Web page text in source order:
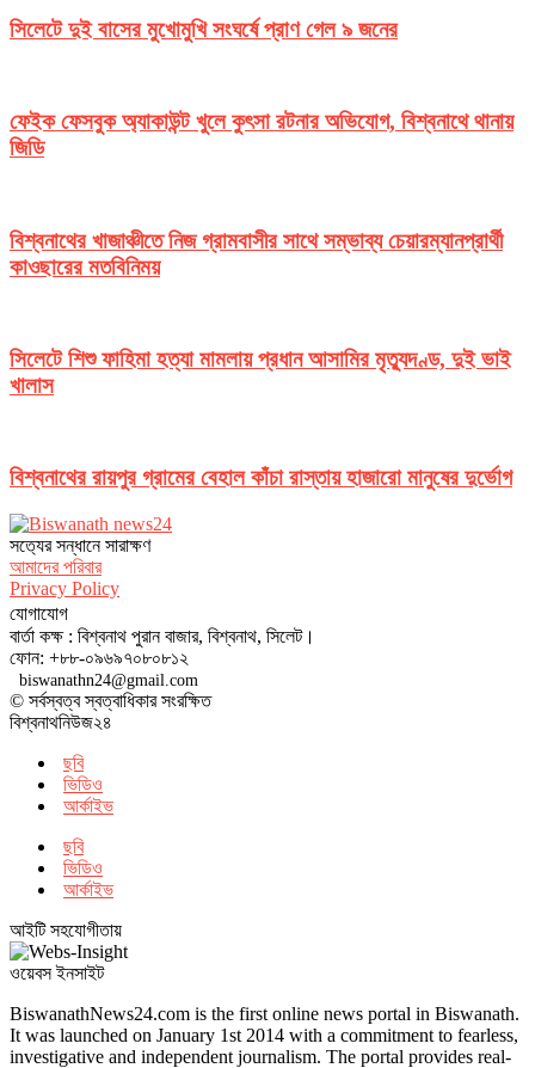
সিলেটে দুই বাসের মুখোমুখি সংঘর্ষে প্রাণ গেল ৯ জনের
ফেইক ফেসবুক অ্যাকাউন্ট খুলে কুৎসা রটনার অভিযোগ, বিশ্বনাথে থানায়
জিডি
বিশ্বনাথের খাজাঞ্চীতে নিজ গ্রামবাসীর সাথে সম্ভাব্য চেয়ারম্যানপ্রার্থী
কাওছারের মতবিনিময়
সিলেটে শিশু ফাহিমা হত্যা মামলায় প্রধান আসামির মৃত্যুদণ্ড, দুই ভাই
খালাস
বিশ্বনাথের রায়পুর গ্রামের বেহাল কাঁচা রাস্তায় হাজারো মানুষের দুর্ভোগ
সত‌্যের সন্ধানে সারাক্ষণ
আমাদের পরিবার
Privacy Policy
যোগাযোগ
বার্তা কক্ষ : বিশ্বনাথ পুরান বাজার, বিশ্বনাথ, সিলেট।
ফোন: +৮৮-০৯৬৯৭০৮০৮১২
biswanathn24@gmail.com
© সর্বস্বত্ব স্বত্বাধিকার সংরক্ষিত
বিশ্বনাথনিউজ২৪
ছবি
ভিডিও
আর্কাইভ
ছবি
ভিডিও
আর্কাইভ
আইটি সহযোগীতায়
ওয়েবস ইনসাইট
BiswanathNews24.com is the first online news portal in Biswanath.
It was launched on January 1st 2014 with a commitment to fearless,
investigative and independent journalism. The portal provides real-